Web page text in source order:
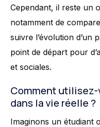
Cependant, il reste un
notamment de
suivre l’évolution d’un
point de départ pour
et sociales.
Comment utilisez-
dans la vie réelle ?
Imaginons un étudiant